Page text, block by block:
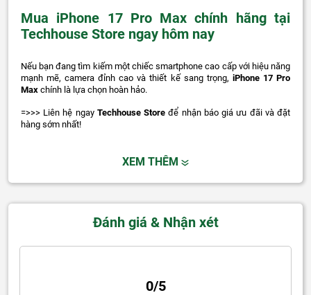
Mua iPhone 17 Pro Max chính hãng tại
Techhouse Store ngay hôm nay
Nếu bạn đang tìm kiếm một chiếc smartphone cao cấp với hiệu năng
mạnh mẽ, camera đỉnh cao và thiết kế sang trọng, iPhone 17 Pro
Max chính là lựa chọn hoàn hảo.
=>>> Liên hệ ngay Techhouse Store để nhận báo giá ưu đãi và đặt
hàng sớm nhất!
XEM THÊM
Đánh giá & Nhận xét
0/5